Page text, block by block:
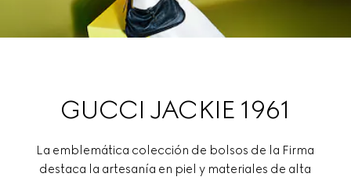
GUCCI JACKIE 1961
La emblemática colección de bolsos de la Firma
destaca la artesanía en piel y materiales de alta